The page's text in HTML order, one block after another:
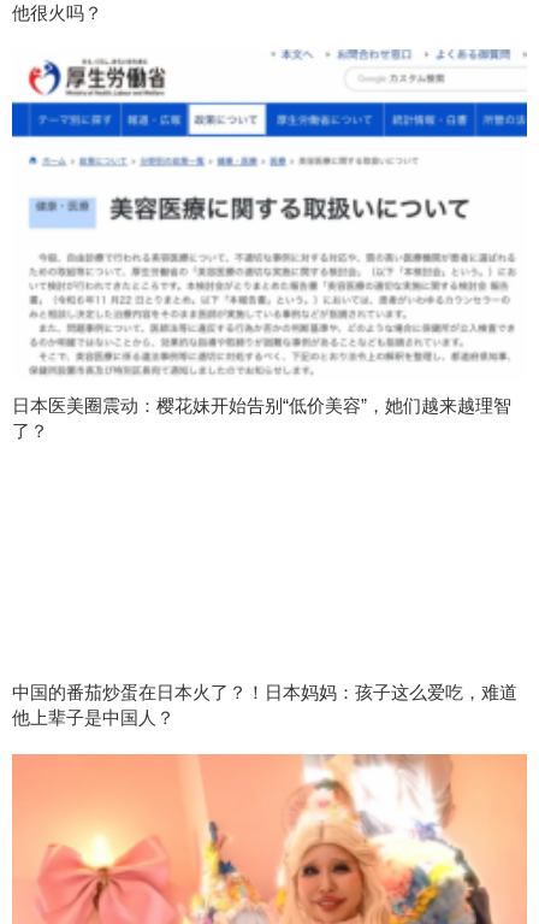
他很火吗？
日本医美圈震动：樱花妹开始告别“低价美容”，她们越来越理智
了？
中国的番茄炒蛋在日本火了？！日本妈妈：孩子这么爱吃，难道
他上辈子是中国人？